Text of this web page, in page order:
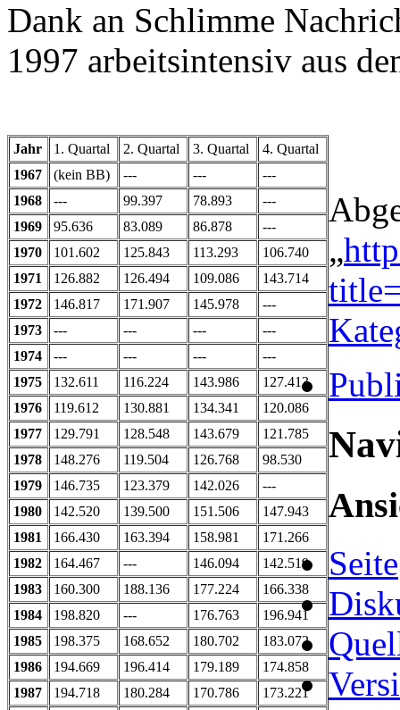
Dank an Schlimme
1997 arbeitsintensiv aus
Jahr 1. Quartal 2. Quartal 3. Quartal
4. Quartal
1967
(kein BB) --- ---
---
1968
--- 99.397 78.893
---
1969
95.636 83.089 86.878
---
1970
101.602 125.843 113.293
106.740
1971
126.882 126.494 109.086
143.714
1972
146.817 171.907 145.978
---
1973
--- --- ---
---
1974
--- --- ---
---
1975
132.611 116.224 143.986
127.413
1976
119.612 130.881 134.341
120.086
1977
129.791 128.548 143.679
121.785
1978
148.276 119.504 126.768
98.530
1979
146.735 123.379 142.026
---
1980
142.520 139.500 151.506
147.943
1981
166.430 163.394 158.981
171.266
1982
164.467 --- 146.094
142.519
1983
160.300 188.136 177.224
166.338
1984
198.820 --- 176.763
196.941
1985
198.375 168.652 180.702
183.072
1986
194.669 196.414 179.189
174.858
1987
194.718 180.284 170.786
173.221
„
Seite